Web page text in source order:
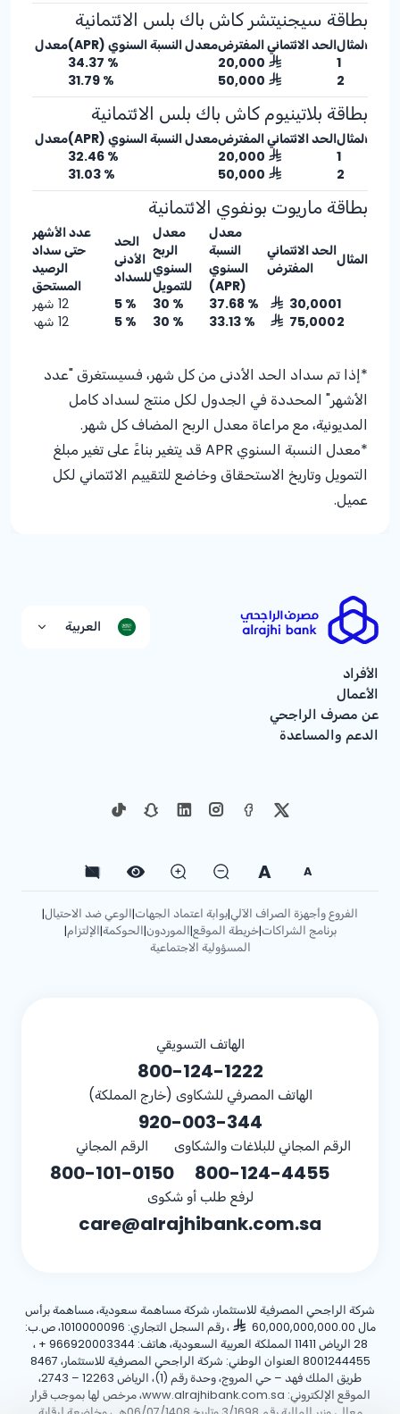
بطاقة سيجنيتشر كاش باك بلس الائتمانية
المثالالحد الائتماني المفترضمعدل النسبة السنوي (APR)
معدل الربح
1
20,000
% 34.37
2
50,000
% 31.79
بطاقة بلاتينيوم كاش باك بلس الائتمانية
المثالالحد الائتماني المفترضمعدل النسبة السنوي (APR)
معدل الربح
1
20,000
% 32.46
2
50,000
% 31.03
بطاقة ماريوت بونفوي الائتمانية
المثالالحد الائتماني
المفترض
معدل
النسبة
السنوي
(APR)
معدل
الربح
السنوي
للتمويل
الحد
الأدنى
للسداد
عدد الأشهر
حتى سداد
الرصيد
المستحق
1
30,000
% 37.68
% 30
% 5
12 شهر
2
75,000
% 33.13
% 30
% 5 12 شهر
*إذا تم سداد الحد الأدنى من كل شهر، فسيستغرق "عدد
الأشهر" المحددة في الجدول لكل منتج لسداد كامل
المديونية، مع مراعاة معدل الربح المضاف كل شهر.
*معدل النسبة السنوي APR قد يتغير بناءً على تغير مبلغ
التمويل وتاريخ الاستحقاق وخاضع للتقييم الائتماني لكل
عميل.
العربية
الأفراد
الأعمال
عن مصرف الراجحي
الدعم والمساعدة
A
A
الفروع وأجهزة الصراف الآلي|بوابة اعتماد الجهات|الوعي ضد الاحتيال|
برنامج الشراكات|خريطة الموقع|الموردون|الحوكمة|الإلتزام|
المسؤولية الاجتماعية
الهاتف التسويقي
800-124-1222
الهاتف المصرفي للشكاوى (خارج المملكة)
920-003-344
الرقم المجاني للبلاغات والشكاوى
800-124-4455
الرقم المجاني
800-101-0150
لرفع طلب أو شكوى
care@alrajhibank.com.sa
شركة الراجحي المصرفية للاستثمار، شركة مساهمة سعودية، مساهمة برأس
مال 60,000,000,000.00
، رقم السجل التجاري: 1010000096، ص.ب:
28 الرياض 11411 المملكة العربية السعودية، هاتف:
+ 966920003344 ،
8001244455 العنوان الوطني: شركة الراجحي المصرفية للاستثمار، 8467
طريق الملك فهد – حي المروج، وحدة رقم (1)، الرياض 12263 – 2743،
الموقع الإلكتروني: www.alrajhibank.com.sa، مرخص لها بموجب قرار